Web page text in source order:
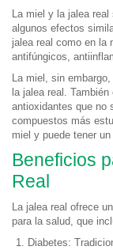
La miel y la jalea
algunos efectos
jalea real como en la
antifúngicos,
La miel, sin
la jalea real.
antioxidantes que no
compuestos más
miel y puede tener
Beneficios
Real
La jalea real ofrece
para la salud, que
Diabetes: